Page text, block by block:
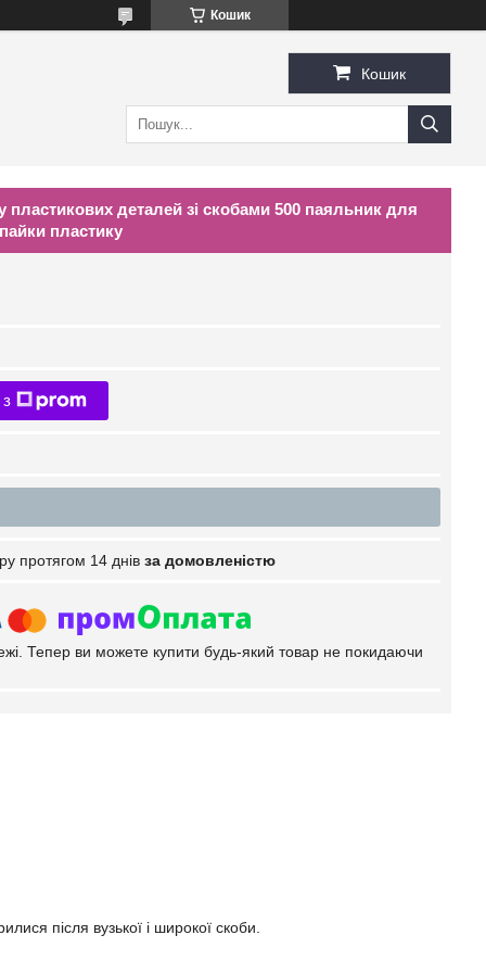
Кошик
Кошик
деталей зі скобами 500 паяльник для
пластику
протягом 14 днів за домовленістю
Тепер ви можете купити будь-який товар не покидаючи
після вузької і широкої скоби.